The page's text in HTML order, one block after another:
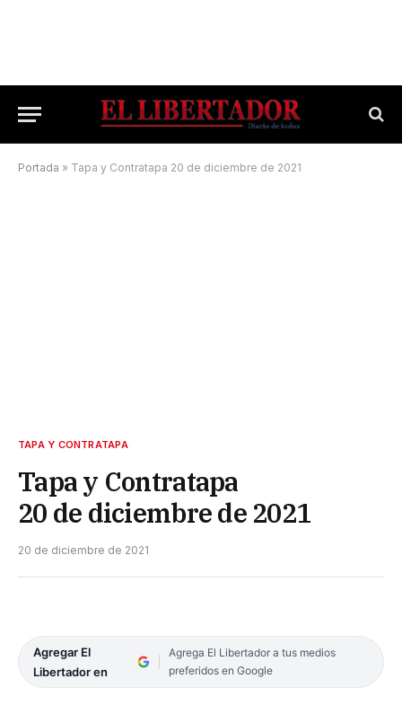
Portada » Tapa y Contratapa 20 de diciembre de 2021
TAPA Y CONTRATAPA
Tapa y Contratapa
20 de diciembre de 2021
20 de diciembre de 2021
Agregar El
Libertador en
Agrega El Libertador a tus medios
preferidos en Google